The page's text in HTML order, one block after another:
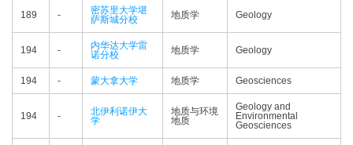
189 -
密苏里大学堪
萨斯城分校
地质学 Geology
194 -
内华达大学雷
诺分校
地质学 Geology
194 - 蒙大拿大学 地质学 Geosciences
194 -
北伊利诺伊大
学
地质与环境
地质
Geology and
Environmental
Geosciences